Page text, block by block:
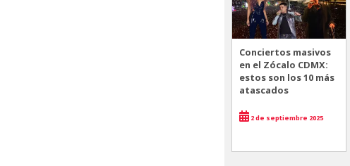
Conciertos masivos
en el Zócalo CDMX:
estos son los 10 más
atascados
2 de septiembre 2025